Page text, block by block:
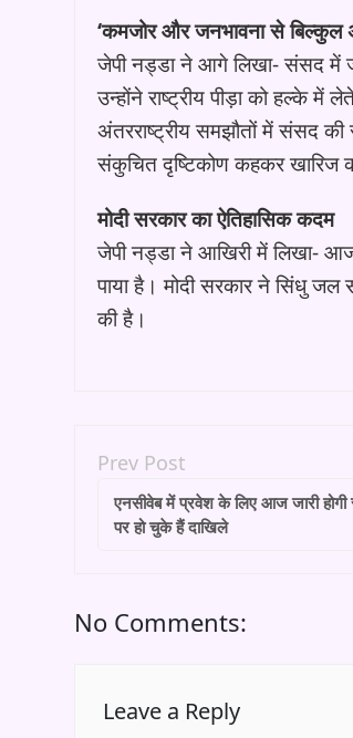
‘कमजोर और जनभावना से
जेपी नड्डा ने आगे लिखा- संसद में
उन्होंने राष्ट्रीय पीड़ा को हल्के में
अंतरराष्ट्रीय समझौतों में संसद की
संकुचित दृष्टिकोण कहकर खारिज
मोदी सरकार का ऐतिहासिक कदम
जेपी नड्डा ने आखिरी में लिखा- आज
पाया है। मोदी सरकार ने सिंधु
की है।
Prev Post
एनसीवेब में प्रवेश के लिए आज जारी
पर हो चुके हैं दाखिले
No Comments:
Leave a Reply